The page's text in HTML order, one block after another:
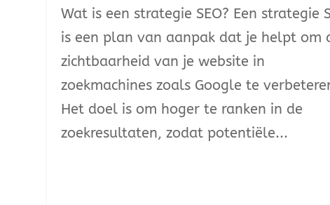
Wat is een strategie SEO? Een strategie
is een plan van aanpak dat je helpt om
zichtbaarheid van je website in
zoekmachines zoals Google te
Het doel is om hoger te ranken in de
zoekresultaten, zodat potentiële...